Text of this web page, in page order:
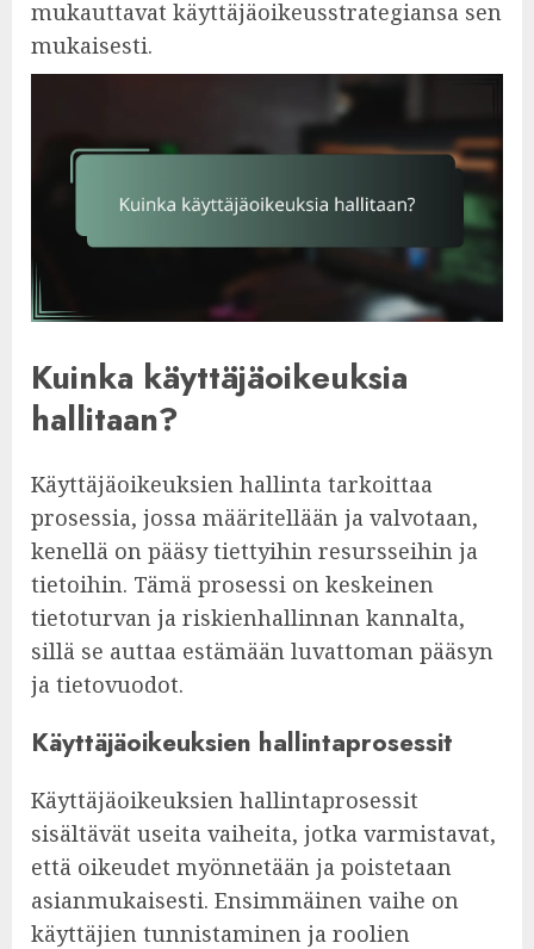
mukauttavat käyttäjäoikeusstrategiansa sen
mukaisesti.
Kuinka käyttäjäoikeuksia
hallitaan?
Käyttäjäoikeuksien hallinta tarkoittaa
prosessia, jossa määritellään ja valvotaan,
kenellä on pääsy tiettyihin resursseihin ja
tietoihin. Tämä prosessi on keskeinen
tietoturvan ja riskienhallinnan kannalta,
sillä se auttaa estämään luvattoman pääsyn
ja tietovuodot.
Käyttäjäoikeuksien hallintaprosessit
Käyttäjäoikeuksien hallintaprosessit
sisältävät useita vaiheita, jotka varmistavat,
että oikeudet myönnetään ja poistetaan
asianmukaisesti. Ensimmäinen vaihe on
käyttäjien tunnistaminen ja roolien